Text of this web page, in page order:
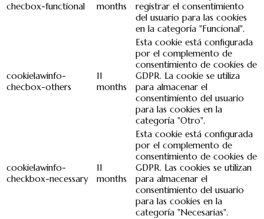
checbox-functional
months
registrar el consentimiento
del usuario para las cookies
en la categoría "Funcional".
cookielawinfo-
checbox-others
11
months
Esta cookie está configurada
por el complemento de
consentimiento de cookies de
GDPR. La cookie se utiliza
para almacenar el
consentimiento del usuario
para las cookies en la
categoría "Otro".
cookielawinfo-
checkbox-necessary
11
months
Esta cookie está configurada
por el complemento de
consentimiento de cookies de
GDPR. Las cookies se utilizan
para almacenar el
consentimiento del usuario
para las cookies en la
categoría "Necesarias".